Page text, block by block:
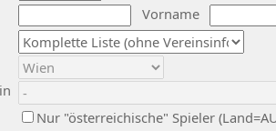
Vorname
Nur "österreichische" Spieler